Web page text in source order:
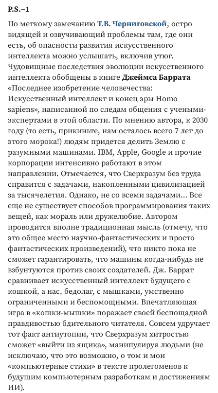
P.S.–1
По меткому замечанию Т.В. Черниговской, остро
видящей и озвучивающий проблемы там, где они
есть, об опасности развития искусственного
интеллекта можно услышать, включив утюг.
Чудовищные последствия эволюции искусственного
интеллекта обобщены в книге Джеймса Баррата
«Последнее изобретение человечества:
Искусственный интеллект и конец эры Homo
sapiens», написанной по следам общения с учеными-
экспертами в этой области. По мнению автора, к 2030
году (то есть, прикиньте, нам осталось всего 7 лет до
этого морока!) людям придется делить Землю с
разумными машинами. IBM, Apple, Google и прочие
корпорации интенсивно работают в этом
направлении. Отмечается, что Сверхразум без труда
справится с задачами, накопленными цивилизацией
за тысячелетия. Однако, не со всеми задачами… Все
еще не существует способов программирования таких
вещей, как мораль или дружелюбие. Автором
проводится вполне традиционная мысль (отмечу, что
это общее место научно-фантастических и просто
фантастических произведений), что никто пока не
сможет гарантировать, что машины когда-нибудь не
взбунтуются против своих создателей. Дж. Баррат
сравнивает искусственный интеллект будущего с
кошкой, а нас, бедолаг, с мышками, умственно
ограниченными и беспомощными. Впечатляющая
игра в «кошки-мышки» поражает своей беспощадной
правдивостью бдительного читателя. Совсем удручает
тот факт антиутопии, что Сверхразум хитростью
сможет «выйти из ящика», манипулируя людьми (не
исключаю, что это возможно, о том и мои
«компьютерные стихи» в тексте пролегоменов к
будущим компьютерным разработкам и достижениям
ИИ).